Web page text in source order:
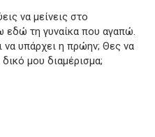
να μείνεις στο
εδώ τη γυναίκα που αγαπώ.
να υπάρχει η πρώην; Θες να
μου διαμέρισμα;